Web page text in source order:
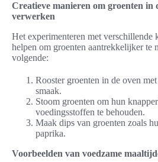
Creatieve manieren om groenten in
verwerken
Het experimenteren met verschillende
helpen om groenten aantrekkelijker te
volgende:
Rooster groenten in de oven
smaak.
Stoom groenten om hun
voedingsstoffen te behouden.
Maak dips van groenten zoals
paprika.
Voorbeelden van voedzame